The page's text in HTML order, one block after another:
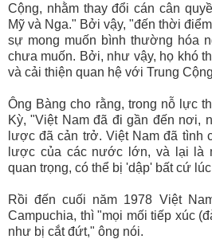
Cộng, nhằm thay đổi cán cân
Mỹ và Nga." Bởi vậy, "đến thời
sự mong muốn bình thường hóa
chưa muốn. Bởi, như vậy, họ khó
và cải thiện quan hệ với Trung
Ông Bàng cho rằng, trong nỗ lực
Kỳ, "Việt Nam đã đi gần đến nơi,
lược đã cản trở. Việt Nam đã tình
lược của các nước lớn, và lại là
quan trọng, có thể bị 'dập' bất cứ
Rồi đến cuối năm 1978 Việt
Campuchia, thì "mọi mối tiếp xúc
như bị cắt đứt," ông nói.